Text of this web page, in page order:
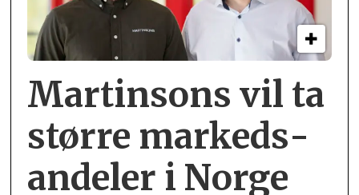
Martinsons vil ta
større markeds­
andeler i Norge